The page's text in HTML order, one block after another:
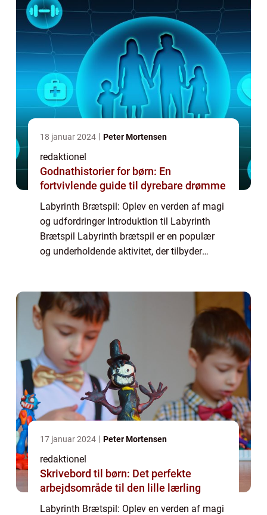
18 januar 2024 Peter Mortensen
redaktionel
Godnathistorier for børn: En
fortvivlende guide til dyrebare drømme
Labyrinth Brætspil: Oplev en verden af magi
og udfordringer Introduktion til Labyrinth
Brætspil Labyrinth brætspil er en populær
og underholdende aktivitet, der tilbyder
17 januar 2024 Peter Mortensen
redaktionel
Skrivebord til børn: Det perfekte
arbejdsområde til den lille lærling
Labyrinth Brætspil: Oplev en verden af magi